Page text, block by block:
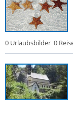
0 Urlaubsbilder 0